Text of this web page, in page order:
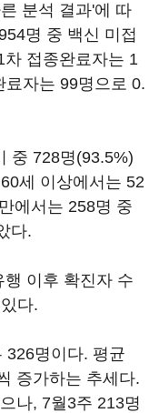
분석 결과'에 따
명 중 백신 미접
접종완료자는 1
자는 99명으로 0.
중 728명(93.5%)
세 이상에서는 52
에서는 258명 중
다.
이후 확진자 수
다.
326명이다. 평균
증가하는 추세다.
나, 7월3주 213명